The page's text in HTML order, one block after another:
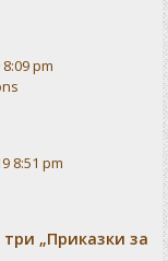
pm
8:51 pm
„Приказки за